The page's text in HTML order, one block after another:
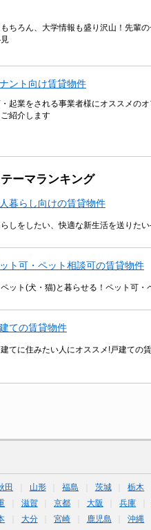
ちろん、大学情報も盛り沢山！先輩
ント向け賃貸物件
起業をされる事業者様にオススメのオ
紹介します
ーマランキング
暮らし向けの賃貸物件
しをしたい、快適な新生活を送りた
ト可・ペット相談可の賃貸物件
ット(犬・猫)と暮らせる！ペット可・
ての賃貸物件
てに住みたい人にオススメ!戸建ての
田 山形 福島 茨城 栃木
滋賀 京都 大阪 兵庫
大分 宮崎 鹿児島 沖縄